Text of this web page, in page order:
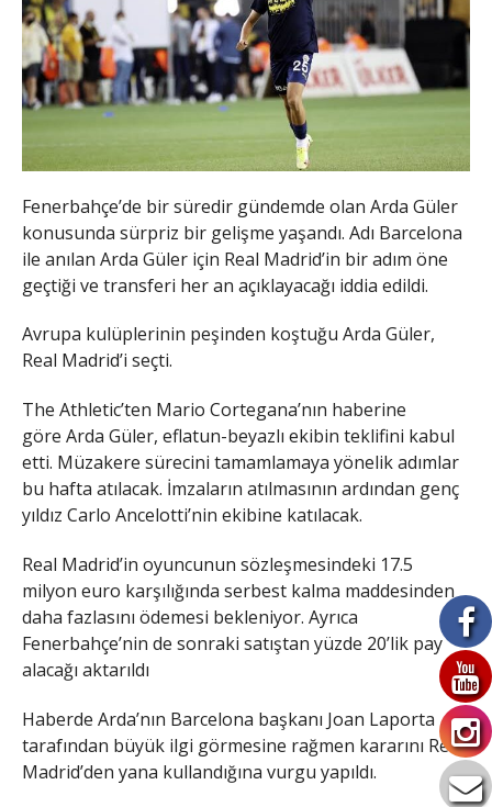
Fenerbahçe’de bir süredir gündemde olan Arda Güler
konusunda sürpriz bir gelişme yaşandı. Adı Barcelona
ile anılan Arda Güler için Real Madrid’in bir adım öne
geçtiği ve transferi her an açıklayacağı iddia edildi.
Avrupa kulüplerinin peşinden koştuğu Arda Güler,
Real Madrid’i seçti.
The Athletic’ten Mario Cortegana’nın haberine
göre Arda Güler, eflatun-beyazlı ekibin teklifini kabul
etti. Müzakere sürecini tamamlamaya yönelik adımlar
bu hafta atılacak. İmzaların atılmasının ardından genç
yıldız Carlo Ancelotti’nin ekibine katılacak.
Real Madrid’in oyuncunun sözleşmesindeki 17.5
milyon euro karşılığında serbest kalma maddesinden
daha fazlasını ödemesi bekleniyor. Ayrıca
Fenerbahçe’nin de sonraki satıştan yüzde 20’lik pay
alacağı aktarıldı
Haberde Arda’nın Barcelona başkanı Joan Laporta
tarafından büyük ilgi görmesine rağmen kararını Real
Madrid’den yana kullandığına vurgu yapıldı.